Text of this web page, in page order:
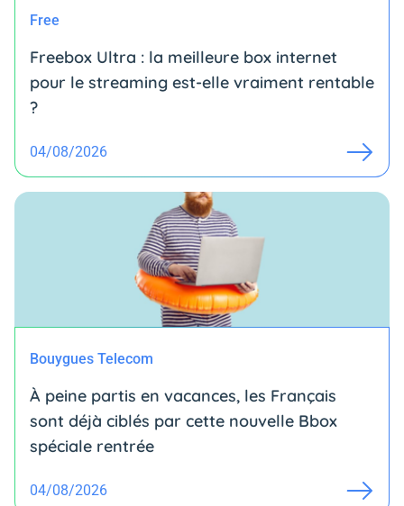
Free
Freebox Ultra : la meilleure box internet
pour le streaming est-elle vraiment rentable
?
04/08/2026
Bouygues Telecom
À peine partis en vacances, les Français
sont déjà ciblés par cette nouvelle Bbox
spéciale rentrée
04/08/2026